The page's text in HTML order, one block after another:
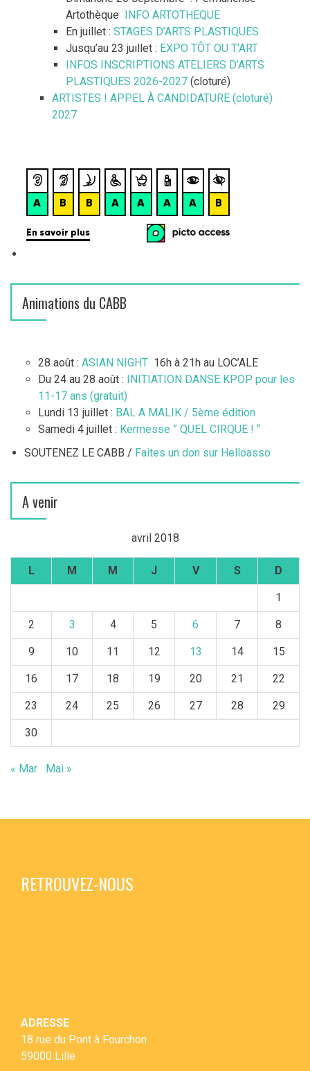
e
s
Artothèque INFO ARTOTHEQUE
En juillet : STAGES D’ARTS PLASTIQUES
Jusqu’au 23 juillet : EXPO TÔT OU T’ART
INFOS INSCRIPTIONS ATELIERS D’ARTS
PLASTIQUES 2026-2027 (cloturé)
ARTISTES ! APPEL À CANDIDATURE (cloturé)
2027
Animations du CABB
28 août : ASIAN NIGHT 16h à 21h au LOC’ALE
Du 24 au 28 août : INITIATION DANSE KPOP pour les
11-17 ans (gratuit)
Lundi 13 juillet : BAL A MALIK / 5ème édition
Samedi 4 juillet : Kermesse ” QUEL CIRQUE ! “
SOUTENEZ LE CABB / Faites un don sur Helloasso
A venir
avril 2018
L M M J V S D
1
2 3 4 5 6 7 8
9 10 11 12 13 14 15
16 17 18 19 20 21 22
23 24 25 26 27 28 29
30
« Mar Mai »
RETROUVEZ-NOUS
ADRESSE
18 rue du Pont à Fourchon
59000 Lille